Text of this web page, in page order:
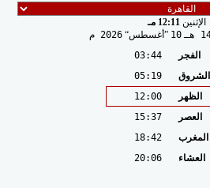
الإثنين 12:11 مـ
هـ 10 أغسطس 2026 م
الفجر
03:44
الشروق
05:19
الظهر
12:00
العصر
15:37
المغرب
18:42
العشاء
20:06